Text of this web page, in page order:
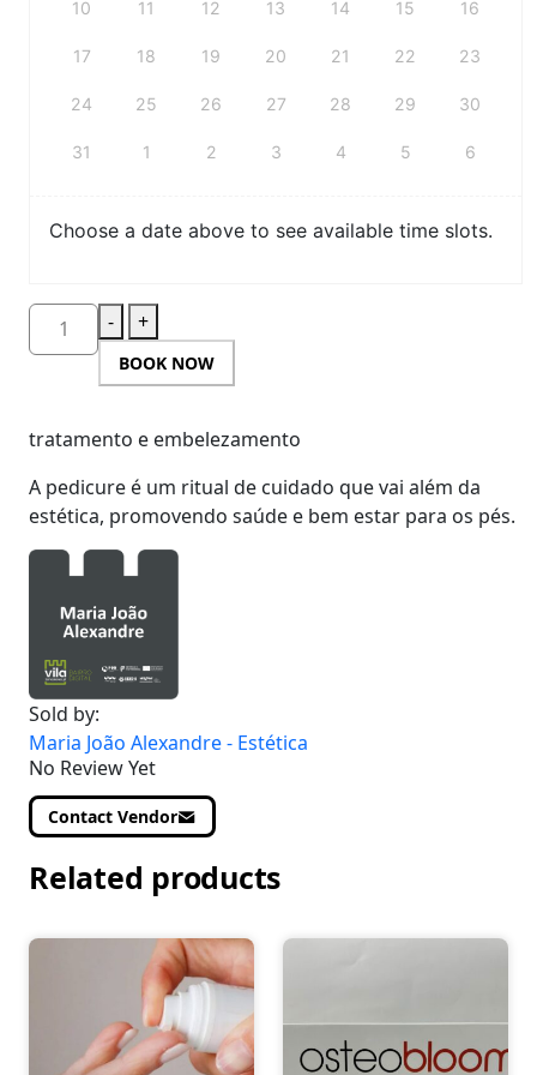
10 11 12 13 14 15 16
17 18 19 20 21 22 23
24 25 26 27 28 29 30
31 1 2 3 4 5 6
Choose a date above to see available time slots.
- +
BOOK NOW
tratamento e embelezamento
A pedicure é um ritual de cuidado que vai além da
estética, promovendo saúde e bem estar para os pés.
Sold by:
Maria João Alexandre - Estética
No Review Yet
Contact Vendor
Related products